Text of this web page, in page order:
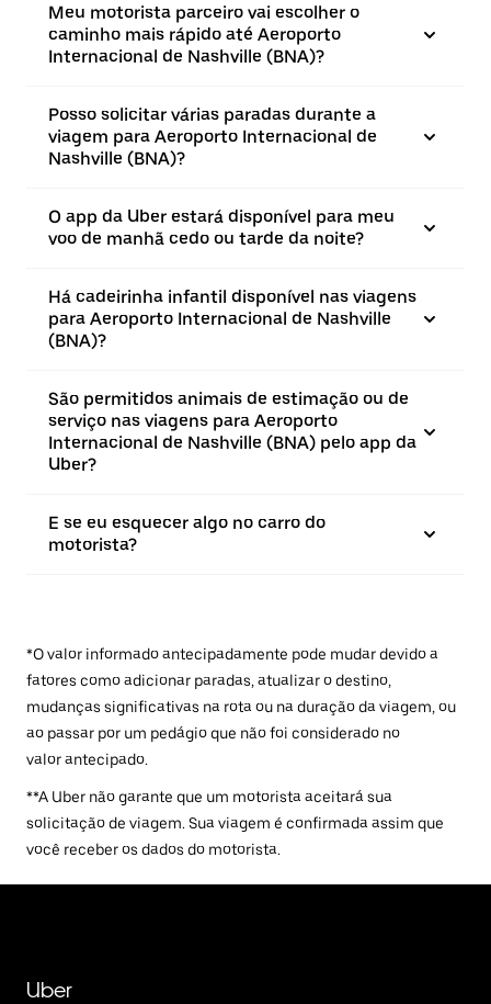
Meu motorista parceiro vai escolher o
caminho mais rápido até Aeroporto
Internacional de Nashville (BNA)?
Posso solicitar várias paradas durante a
viagem para Aeroporto Internacional de
Nashville (BNA)?
O app da Uber estará disponível para meu
voo de manhã cedo ou tarde da noite?
Há cadeirinha infantil disponível nas viagens
para Aeroporto Internacional de Nashville
(BNA)?
São permitidos animais de estimação ou de
serviço nas viagens para Aeroporto
Internacional de Nashville (BNA) pelo app da
Uber?
E se eu esquecer algo no carro do
motorista?
*O valor informado antecipadamente pode mudar devido a
fatores como adicionar paradas, atualizar o destino,
mudanças significativas na rota ou na duração da viagem, ou
ao passar por um pedágio que não foi considerado no
valor antecipado.
**A Uber não garante que um motorista aceitará sua
solicitação de viagem. Sua viagem é confirmada assim que
você receber os dados do motorista.
Uber